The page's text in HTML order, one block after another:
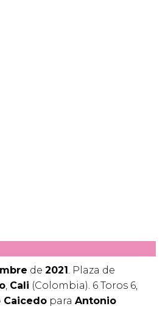
de 2021 . Plaza de
Cali (Colombia). 6 Toros 6,
Caicedo para Antonio